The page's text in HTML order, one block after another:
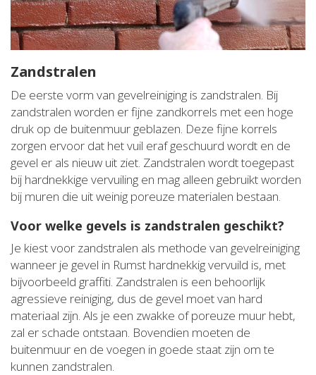
Zandstralen
De eerste vorm van gevelreiniging is zandstralen. Bij
zandstralen worden er fijne zandkorrels met een hoge
druk op de buitenmuur geblazen. Deze fijne korrels
zorgen ervoor dat het vuil eraf geschuurd wordt en de
gevel er als nieuw uit ziet. Zandstralen wordt toegepast
bij hardnekkige vervuiling en mag alleen gebruikt worden
bij muren die uit weinig poreuze materialen bestaan.
Voor welke gevels is zandstralen geschikt?
Je kiest voor zandstralen als methode van gevelreiniging
wanneer je gevel in Rumst hardnekkig vervuild is, met
bijvoorbeeld graffiti. Zandstralen is een behoorlijk
agressieve reiniging, dus de gevel moet van hard
materiaal zijn. Als je een zwakke of poreuze muur hebt,
zal er schade ontstaan. Bovendien moeten de
buitenmuur en de voegen in goede staat zijn om te
kunnen zandstralen.